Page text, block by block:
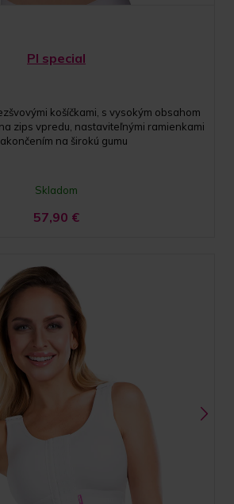
PI special
košíčkami, s vysokým obsahom
zips vpredu, nastaviteľnými ramienkami
na širokú gumu
Skladom
57,90 €